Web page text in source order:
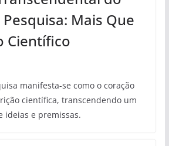
Mais Que
Científico
manifesta-se como o coração
científica, transcendendo um
ideias e premissas.